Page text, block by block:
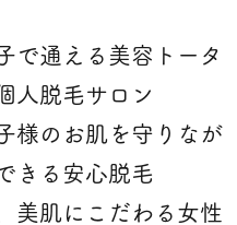
で通える美容トータ
人脱毛サロン
様のお肌を守りなが
きる安心脱毛
美肌にこだわる女性